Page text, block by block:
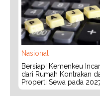
Nasional
Bersiap! Kemenkeu
dari Rumah Kontrakan
Properti Sewa pada